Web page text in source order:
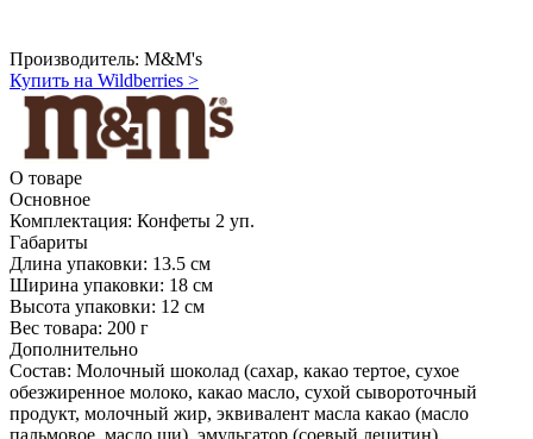
Производитель: M&M's
Купить на Wildberries >
О товаре
Основное
Комплектация: Конфеты 2 уп.
Габариты
Длина упаковки: 13.5 см
Ширина упаковки: 18 см
Высота упаковки: 12 см
Вес товара: 200 г
Дополнительно
Состав: Молочный шоколад (сахар, какао тертое, сухое
обезжиренное молоко, какао масло, сухой сывороточный
продукт, молочный жир, эквивалент масла какао (масло
пальмовое, масло ши), эмульгатор (соевый лецитин),